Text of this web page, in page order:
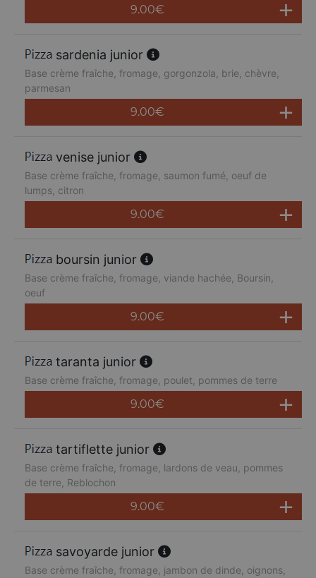
9.00€
sardenia junior
Base crème fraîche, fromage, gorgonzola, brie, chèvre,
parmesan
9.00€
venise junior
Base crème fraîche, fromage, saumon fumé, oeuf de
lumps, citron
9.00€
boursin junior
Base crème fraîche, fromage, viande hachée, Boursin,
oeuf
9.00€
taranta junior
Base crème fraîche, fromage, poulet, pommes de terre
9.00€
tartiflette junior
Base crème fraîche, fromage, lardons de veau, pommes
de terre, Reblochon
9.00€
savoyarde junior
Base crème fraîche, fromage, jambon de dinde, oignons,